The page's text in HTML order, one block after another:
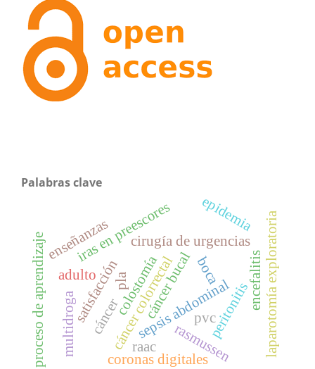
Palabras clave
satisfacción cáncer bucal
cirugía de urgencias
sepsis abdominal
peritonitis
cáncer colorrectal
colostomía
iras en preescores
rasmussen
encefalitis
adulto boca
cáncer
raac
pla
pvc
enseñanzas laparotomía exploratoria
multidroga
proceso de aprendizaje
epidemia
coronas digitales